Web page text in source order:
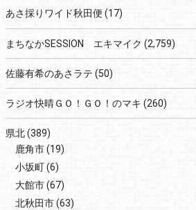
あさ採りワイド秋田便 (17)
まちなかSESSION エキマイク (2,759)
佐藤有希のあさラテ (50)
ラジオ快晴ＧＯ！ＧＯ！のマキ (260)
県北(389)
鹿角市(19)
小坂町(6)
大館市(67)
北秋田市(63)